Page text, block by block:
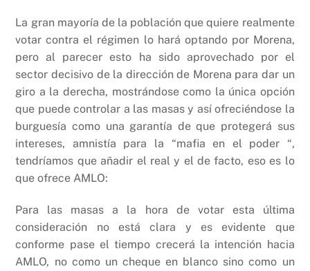
La gran mayoría de la población que quiere realmente
votar contra el régimen lo hará optando por Morena,
pero al parecer esto ha sido aprovechado por el
sector decisivo de la dirección de Morena para dar un
giro a la derecha, mostrándose como la única opción
que puede controlar a las masas y así ofreciéndose la
burguesía como una garantía de que protegerá sus
intereses, amnistía para la “mafia en el poder “,
tendríamos que añadir el real y el de facto, eso es lo
que ofrece AMLO:
Para las masas a la hora de votar esta última
consideración no está clara y es evidente que
conforme pase el tiempo crecerá la intención hacia
AMLO, no como un cheque en blanco sino como un